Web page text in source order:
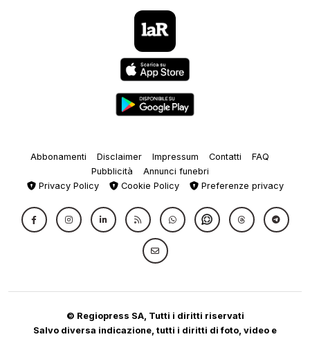
Abbonamenti Disclaimer Impressum Contatti
FAQ
Pubblicità
Annunci funebri
Privacy Policy
Cookie Policy Preferenze privacy
© Regiopress SA, Tutti i diritti riservati
Salvo diversa indicazione, tutti i diritti di foto, video e